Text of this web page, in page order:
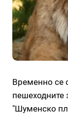
Временно се
пешеходните
"Шуменско